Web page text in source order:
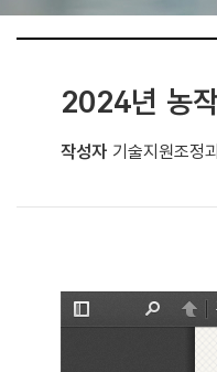
2024년 농
작성자 기술지원조정